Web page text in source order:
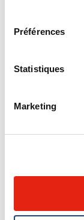
Préférences
Statistiques
Marketing
405B.001